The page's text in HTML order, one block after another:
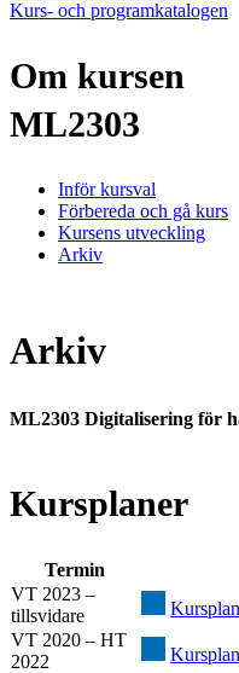
Kurs- och programkatalogen
Om kursen
ML2303
Inför kursval
Förbereda och gå kurs
Kursens utveckling
Arkiv
Arkiv
ML2303 Digitalisering för
Kursplaner
Termin
VT 2023 –
tillsvidare
VT 2020 – HT
2022